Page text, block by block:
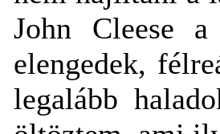
John Cleese
elengedek,
legalább